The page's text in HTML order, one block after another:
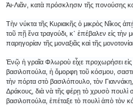
Ἁι-Λιᾶν, κατὰ πρόσκλησιν τῆς πονούσης
Τὴν νύκτα τῆς Κυριακῆς ὁ μικρὸς Νῖκος
τοῦ πῇ ἕνα τραγούδι, κ᾿ ἐπέβαλεν εἰς
παρηγορίαν τῆς μοναξιᾶς καὶ τῆς
Ἐνῷ ἡ γραῖα Φλωροὺ εἶχε προχωρήσει εἰς
βασιλοπούλα, ἡ ὄμορφη τοῦ κόσμου,
τὴν πόρτα στὸ βασιλόπουλο, τὸν
Δράκους, διὰ νὰ τῆς φέρῃ τὸ χρυσὸ πουλὶ
βασιλοπούλα, ἐπέταξε τὸ πουλὶ ἀπὸ τὸν